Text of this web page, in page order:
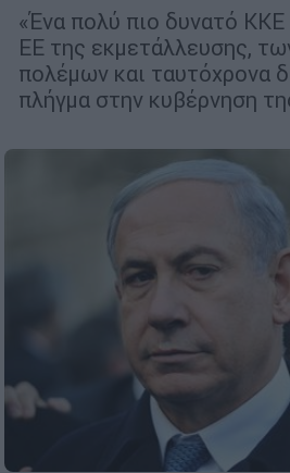
«Ένα πολύ πιο δυνατό ΚΚΕ
ΕΕ της εκμετάλλευσης,
πολέμων και ταυτόχρονα
πλήγμα στην κυβέρνηση